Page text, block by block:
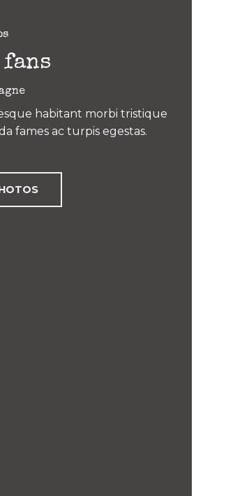
fans
habitant morbi tristique
fames ac turpis egestas.